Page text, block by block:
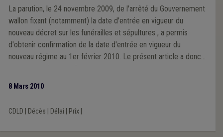
La parution, le 24 novembre 2009, de l'arrêté du Gouvernement
wallon fixant (notamment) la date d'entrée en vigueur du
nouveau décret sur les funérailles et sépultures , a permis
d'obtenir confirmation de la date d'entrée en vigueur du
nouveau régime au 1er février 2010. Le présent article a donc
8 Mars 2010
CDLD Décès Délai Prix|